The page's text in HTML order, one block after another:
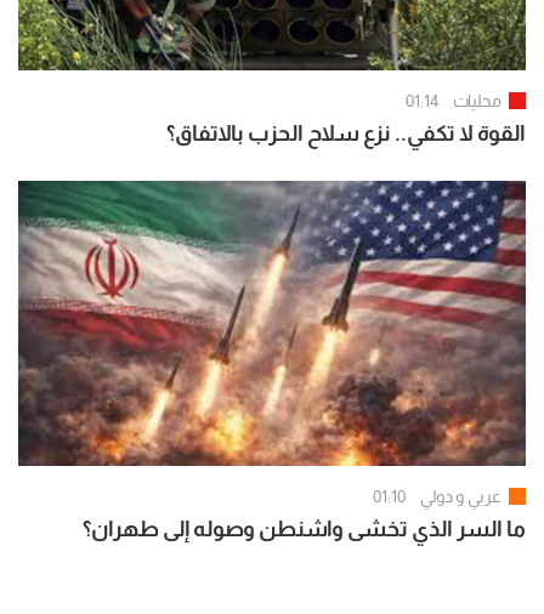
محليات 01:14
القوة لا تكفي.. نزع سلاح الحزب بالاتفاق؟
عربي و دولي 01:10
ما السر الذي تخشى واشنطن وصوله إلى طهران؟